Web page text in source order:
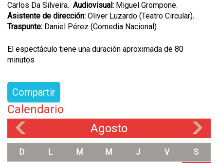
Carlos Da Silveira. Audiovisual: Miguel Grompone.
Asistente de dirección: Oliver Luzardo (Teatro Circular).
Traspunte: Daniel Pérez (Comedia Nacional).
El espectáculo tiene una duración aproximada de 80
minutos
Compartir
Calendario
Agosto
D L M M J V S